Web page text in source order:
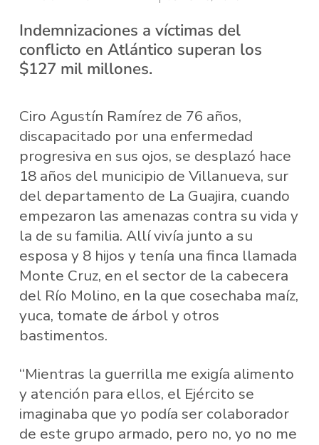
Indemnizaciones a víctimas del
conflicto en Atlántico superan los
$127 mil millones.
Ciro Agustín Ramírez de 76 años,
discapacitado por una enfermedad
progresiva en sus ojos, se desplazó hace
18 años del municipio de Villanueva, sur
del departamento de La Guajira, cuando
empezaron las amenazas contra su vida y
la de su familia. Allí vivía junto a su
esposa y 8 hijos y tenía una finca llamada
Monte Cruz, en el sector de la cabecera
del Río Molino, en la que cosechaba maíz,
yuca, tomate de árbol y otros
bastimentos.
“Mientras la guerrilla me exigía alimento
y atención para ellos, el Ejército se
imaginaba que yo podía ser colaborador
de este grupo armado, pero no, yo no me